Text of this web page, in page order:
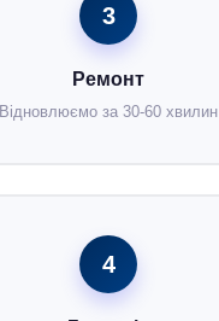
3
Ремонт
Відновлюємо за 30-60 хвилин
4